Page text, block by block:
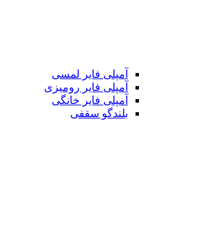
آمپلی فایر لمسی
آمپلی فایر رومیزی
آمپلی فایر خانگی
بلندگو سقفی